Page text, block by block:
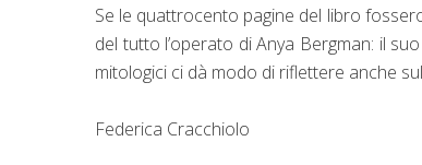
Se le quattrocento pagine del libro
del tutto l’operato di Anya Bergman: il
mitologici ci dà modo di riflettere anche
Federica Cracchiolo